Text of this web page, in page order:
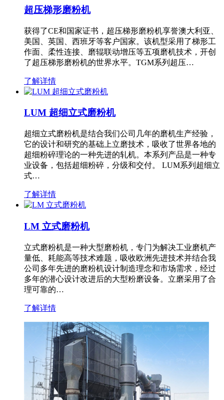
超压梯形磨粉机
获得了CE和国家证书，超压梯形磨粉机享誉澳大利亚、
美国、英国、西班牙等客户国家。该机型采用了梯形工
作面、柔性连接、磨辊联动增压等五项磨机技术，开创
了超压梯形磨粉机的世界水平。TGM系列超压…
了解详情
LUM 超细立式磨粉机
超细立式磨粉机是结合我们公司几年的磨机生产经验，
它的设计和研究的基础上立磨技术，吸收了世界各地的
超细粉碎理论的一种先进的轧机。本系列产品是一种专
业设备，包括超细粉碎，分级和交付。 LUM系列超细立
式…
了解详情
LM 立式磨粉机
立式磨粉机是一种大型磨粉机，专门为解决工业磨机产
量低、耗能高等技术难题，吸收欧洲先进技术并结合我
公司多年先进的磨粉机设计制造理念和市场需求，经过
多年的潜心设计改进后的大型粉磨设备。立磨采用了合
理可靠的…
了解详情